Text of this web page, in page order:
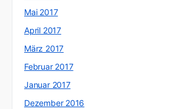
Mai 2017
April 2017
März 2017
Februar 2017
Januar 2017
Dezember 2016